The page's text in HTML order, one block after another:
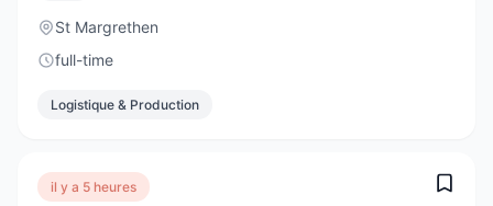
St Margrethen
full-time
Logistique & Production
il y a 5 heures